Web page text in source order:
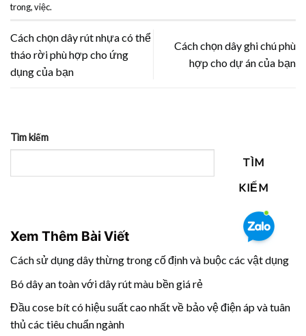
trong,việc.
Cách chọn dây rút nhựa có thể
tháo rời phù hợp cho ứng
dụng của bạn
Cách chọn dây ghi chú phù
hợp cho dự án của bạn
Tìm kiếm
TÌM
KIẾM
Xem Thêm Bài Viết
Cách sử dụng dây thừng trong cố định và buộc các vật dụng
Bó dây an toàn với dây rút màu bền giá rẻ
Đầu cose bít có hiệu suất cao nhất về bảo vệ điện áp và tuân
thủ các tiêu chuẩn ngành